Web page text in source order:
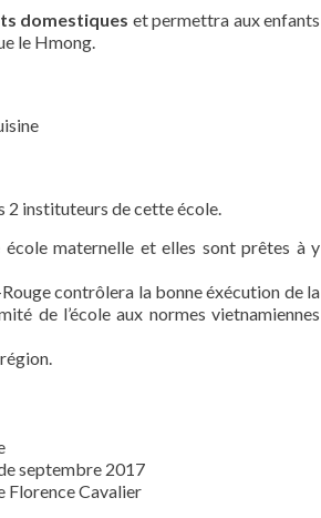
domestiques et permettra aux enfants
le Hmong.
2 instituteurs de cette école.
maternelle et elles sont prêtes à y
contrôlera la bonne éxécution de la
de l’école aux normes vietnamiennes
septembre 2017
Florence Cavalier